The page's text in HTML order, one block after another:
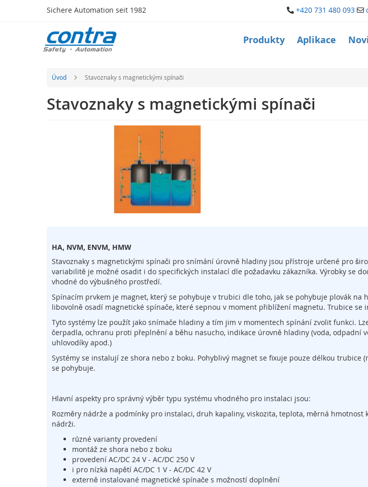
Sichere Automation seit 1982 +420 731 480 093
Přejít
obsah
Produkty
Bezpečnostní
Dotykové
Spínače,
senzory
Relé
Bezdrátové
ovladače
ovládací
prvky
Ochranné
kryty
a
oplocení
Systém
ventily
Klávesnice
trackbally
Vzdálená
Produkty Aplikace
Úvod Stavoznaky s magnetickými spínači
Stavoznaky s magnetickými spínači
galerie
obrázky
HA, NVM, ENVM, HMW
Stavoznaky s magnetickými spínači pro snímání úrovně hladiny jsou přístroje určené pro
variabilitě je možné osadit i do specifických instalací dle požadavku zákazníka. Výrobky se
vhodné do výbušného prostředí.
Spínacím prvkem je magnet, který se pohybuje v trubici dle toho, jak se pohybuje plovák na
libovolně osadí magnetické spínače, které sepnou v moment přiblížení magnetu. Trubice se
Tyto systémy lze použít jako snímače hladiny a tím jim v momentech spínání zvolit funkci.
čerpadla, ochranu proti přeplnění a běhu nasucho, indikace úrovně hladiny (voda, odpadní
uhlovodíky apod.)
Systémy se instalují ze shora nebo z boku. Pohyblivý magnet se fixuje pouze délkou trubice
se pohybuje.
Hlavní aspekty pro správný výběr typu systému vhodného pro instalaci jsou:
Rozměry nádrže a podmínky pro instalaci, druh kapaliny, viskozita, teplota, měrná hmotnost
nádrži.
různé varianty provedení
montáž ze shora nebo z boku
provedení AC/DC 24 V - AC/DC 250 V
i pro nízká napětí AC/DC 1 V - AC/DC 42 V
externě instalované magnetické spínače s možností doplnění